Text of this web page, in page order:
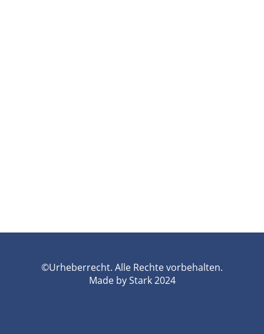
©Urheberrecht. Alle Rechte vorbehalten.
Made by Stark 2024